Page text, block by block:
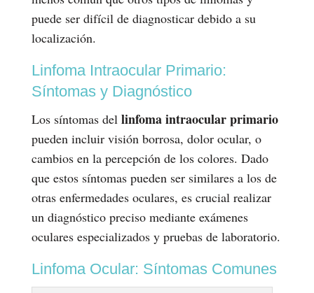
puede ser difícil de diagnosticar debido a su
localización.
Linfoma Intraocular Primario:
Síntomas y Diagnóstico
Los síntomas del linfoma intraocular primario
pueden incluir visión borrosa, dolor ocular, o
cambios en la percepción de los colores. Dado
que estos síntomas pueden ser similares a los de
otras enfermedades oculares, es crucial realizar
un diagnóstico preciso mediante exámenes
oculares especializados y pruebas de laboratorio.
Linfoma Ocular: Síntomas Comunes